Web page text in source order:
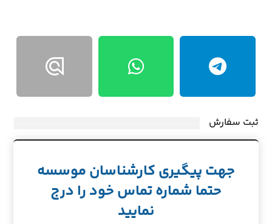
ثبت سفارش
جهت پیگیری کارشناسان موسسه
حتما شماره تماس خود را درج
نمایید